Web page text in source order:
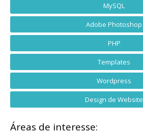
MySQL
Adobe Photoshop
PHP
Templates
Wordpress
Design de Website
Áreas de interesse: